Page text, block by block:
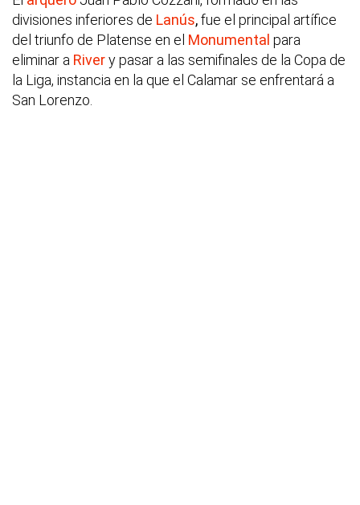
divisiones inferiores de Lanús,fue el principal artífice
del triunfo de Platense en el Monumental para
eliminar a Rivery pasar a las semifinales de la Copa de
la Liga, instancia en la que el Calamar se enfrentará a
San Lorenzo.